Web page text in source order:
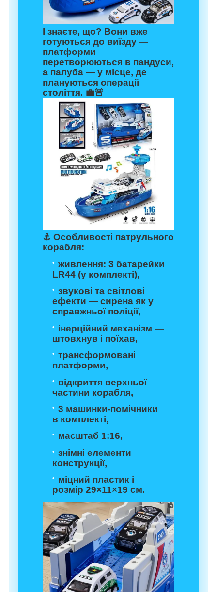
І знаєте, що? Вони вже
готуються до виїзду —
платформи
перетворюються в пандуси,
а палуба — у місце, де
плануються операції
століття. 💼🚨
⚓ Особливості патрульного
корабля:
живлення: 3 батарейки
LR44 (у комплекті),
звукові та світлові
ефекти — сирена як у
справжньої поліції,
інерційний механізм —
штовхнув і поїхав,
трансформовані
платформи,
відкриття верхньої
частини корабля,
3 машинки-помічники
в комплекті,
масштаб 1:16,
знімні елементи
конструкції,
міцний пластик і
розмір 29×11×19 см.